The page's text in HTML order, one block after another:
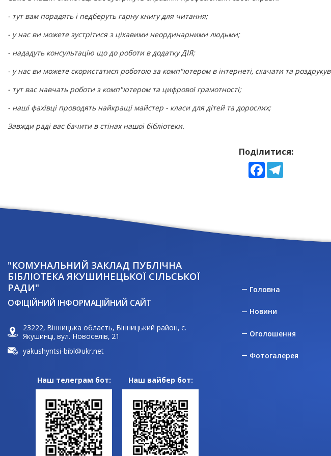
- тут вам порадять і педберуть гарну книгу для читання;
- у нас ви можете зустрітися з цікавими неординарними людьми;
- нададуть консультацію що до роботи в додатку ДІЯ;
- у нас ви можете скористатися роботою за комп"ютером в інтернеті, скачати та
- тут вас навчать роботи з комп"ютером та цифрової грамотності;
- наші фахівці проводять найкращі майстер - класи для дітей та дорослих;
Завжди раді вас бачити в стінах нашої бібліотеки.
Поділитися:
Facebook
"КОМУНАЛЬНИЙ ЗАКЛАД ПУБЛІЧНА
БІБЛІОТЕКА ЯКУШИНЕЦЬКОЇ СІЛЬСЬКОЇ
РАДИ"
ОФІЦІЙНИЙ ІНФОРМАЦІЙНИЙ САЙТ
23222, Вінницька область, Вінницький район, с.
Якушинці, вул. Новоселів, 21
yakushyntsi-bibl@ukr.net
Наш телеграм бот: Наш вайбер бот:
Головна
Новини
Оголошення
Фотогалерея